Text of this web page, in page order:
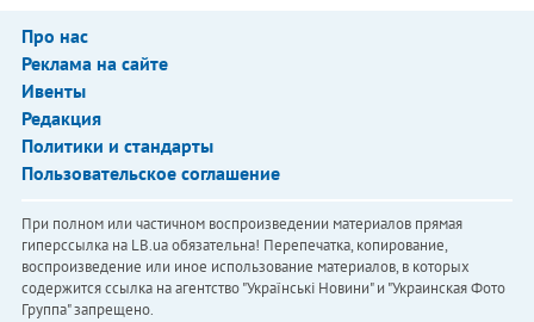
Про нас
Реклама на сайте
Ивенты
Редакция
Политики и стандарты
Пользовательское соглашение
При полном или частичном воспроизведении материалов прямая
гиперссылка на LB.ua обязательна! Перепечатка, копирование,
воспроизведение или иное использование материалов, в которых
содержится ссылка на агентство "Українськi Новини" и "Украинская Фото
Группа" запрещено.